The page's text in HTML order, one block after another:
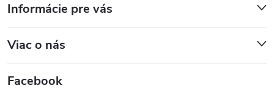
Informácie pre vás
Viac o nás
Facebook